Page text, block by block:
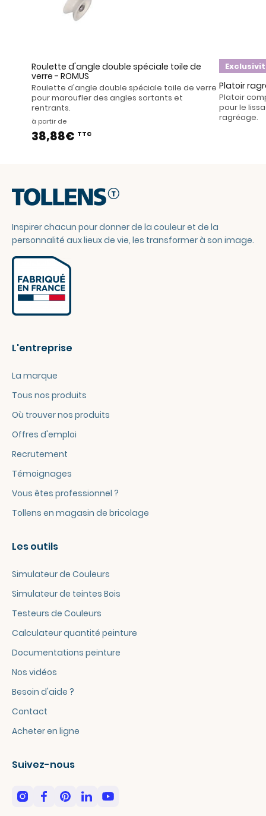
Roulette d'angle double spéciale toile de
verre - ROMUS
Roulette d'angle double spéciale toile de verre
pour maroufler des angles sortants et
rentrants.
à partir de
38,88€ TTC
Platoir
Platoir
pour le
ragréage.
Inspirer chacun pour donner de la couleur et de la
personnalité aux lieux de vie, les transformer à son image.
L'entreprise
La marque
Tous nos produits
Où trouver nos produits
Offres d'emploi
Recrutement
Témoignages
Vous êtes professionnel ?
Tollens en magasin de bricolage
Les outils
Simulateur de Couleurs
Simulateur de teintes Bois
Testeurs de Couleurs
Calculateur quantité peinture
Documentations peinture
Nos vidéos
Besoin d'aide ?
Contact
Acheter en ligne
Suivez-nous